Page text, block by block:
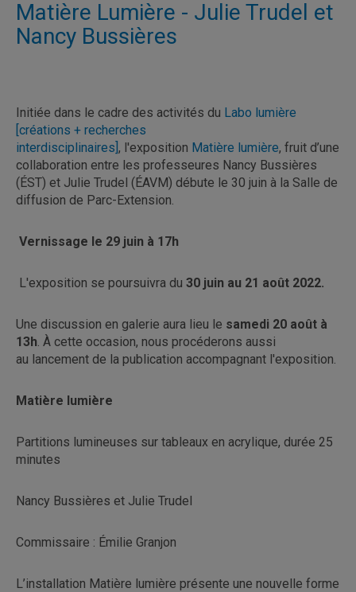
Matière Lumière - Julie Trudel et
Nancy Bussières
Initiée dans le cadre des activités du Labo lumière
[créations + recherches
interdisciplinaires] , l'exposition Matière lumière, fruit d’une
collaboration entre les professeures Nancy Bussières
(ÉST) et Julie Trudel (ÉAVM) débute le 30 juin à la Salle de
diffusion de Parc-Extension.
Vernissage le 29 juin à 17h
L'exposition se poursuivra du 30 juin au 21 août 2022.
Une discussion en galerie aura lieu le samedi 20 août à
13h. À cette occasion, nous procéderons aussi
au lancement de la publication accompagnant l'exposition.
Matière lumière
Partitions lumineuses sur tableaux en acrylique, durée 25
minutes
Nancy Bussières et Julie Trudel
Commissaire : Émilie Granjon
L’installation Matière lumière présente une nouvelle forme